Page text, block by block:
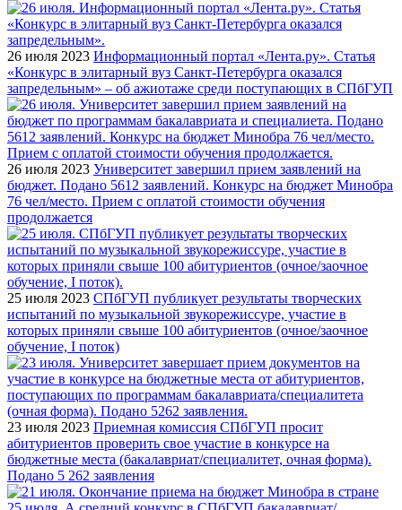
26 июля 2023 Информационный портал «Лента.ру». Статья
«Конкурс в элитарный вуз Санкт-Петербурга оказался
запредельным» – об ажиотаже среди поступающих в СПбГУП
26 июля 2023 Университет завершил прием заявлений на
бюджет. Подано 5612 заявлений. Конкурс на бюджет Минобра
76 чел/место. Прием с оплатой стоимости обучения
продолжается
25 июля 2023 СПбГУП публикует результаты творческих
испытаний по музыкальной звукорежиссуре, участие в
которых приняли свыше 100 абитуриентов (очное/заочное
обучение, I поток)
23 июля 2023 Приемная комиссия СПбГУП просит
абитуриентов проверить свое участие в конкурсе на
бюджетные места (бакалавриат/специалитет, очная форма).
Подано 5 262 заявления